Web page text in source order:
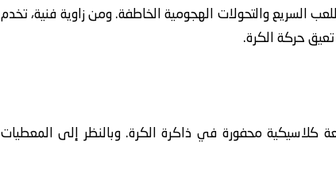
السريع والتحولات الهجومية الخاطفة. ومن زاوية فنية، تخدم
تعيق حركة الكرة.
محفورة في ذاكرة الكرة. وبالنظر إلى المعطيات